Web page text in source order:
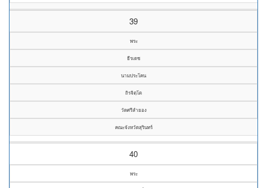
39
พระ
ธีรเดช
นามประโคน
ถิรจิตฺโต
วัดศรีลำยอง
คณะจังหวัดสุรินทร์
40
พระ